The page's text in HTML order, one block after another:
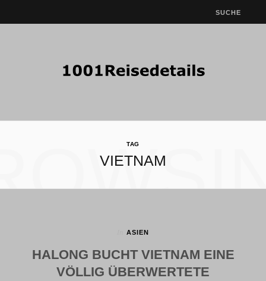
TAG
VIETNAM
ASIEN
HALONG BUCHT VIETNAM EINE
VÖLLIG ÜBERWERTETE